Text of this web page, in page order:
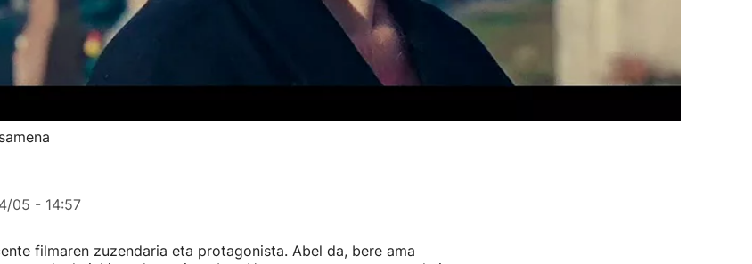
05 - 14:57
filmaren zuzendaria eta protagonista. Abel da, bere ama